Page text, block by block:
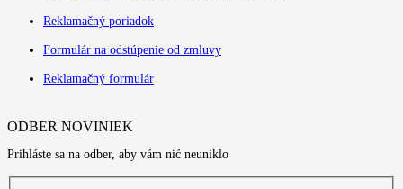
Reklamačný poriadok
Formulár na odstúpenie od zmluvy
Reklamačný formulár
ODBER NOVINIEK
Prihláste sa na odber, aby vám nić neuniklo